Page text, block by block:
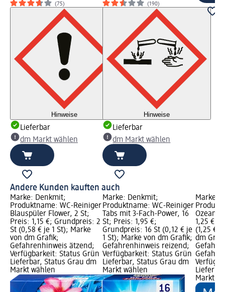
(75)
Hinweise
Lieferbar
dm Markt wählen
(190)
Hinweise
Lieferbar
dm Markt wählen
Andere Kunden kauften auch
Marke: Denkmit;
Produktname: WC-Reiniger
Blauspüler Flower, 2 St;
Preis: 1,15 €; Grundpreis: 2
St (0,58 € je 1 St); Marke
von dm Grafik;
Gefahrenhinweis ätzend;
Verfügbarkeit: Status Grün
Lieferbar, Status Grau dm
Markt wählen
Marke: Denkmit;
Produktname: WC-Reiniger
Tabs mit 3-Fach-Power, 16
St; Preis: 1,95 €;
Grundpreis: 16 St (0,12 € je
1 St); Marke von dm Grafik;
Gefahrenhinweis reizend;
Verfügbarkeit: Status Grün
Lieferbar, Status Grau dm
Markt wählen
Marke:
Ozean
1,25 €;
(1,25 €
dm
Markt